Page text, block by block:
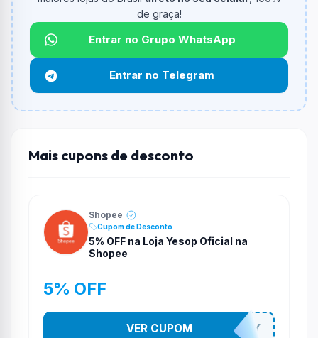
Qual é o desconto máximo?
Não informado ou sem limite.
Funciona em qualquer produto?
Não necessariamente. Depende de itens participantes
e alguns vendedores ou produtos especificos podem
não aceitar cupons.
de graça!
Entrar no Grupo WhatsApp
Entrar no Telegram
Mais cupons de desconto
Shopee
Cupom de Desconto
5% OFF na Loja Yesop Oficial na
Shopee
5% OFF
YESO274Y
VER CUPOM